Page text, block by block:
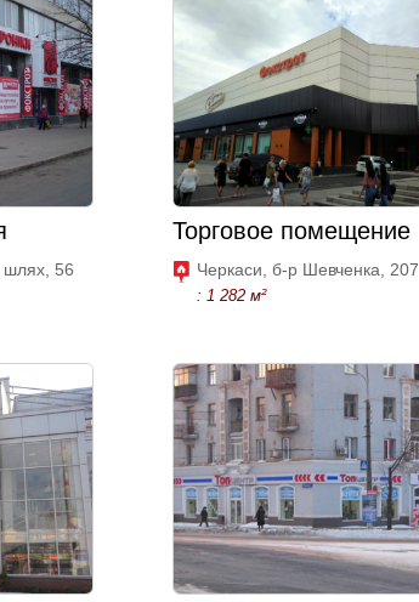
шлях, 56
Торговое помещение
Черкаси, б-р Шевченка, 207
: 1 282 м²